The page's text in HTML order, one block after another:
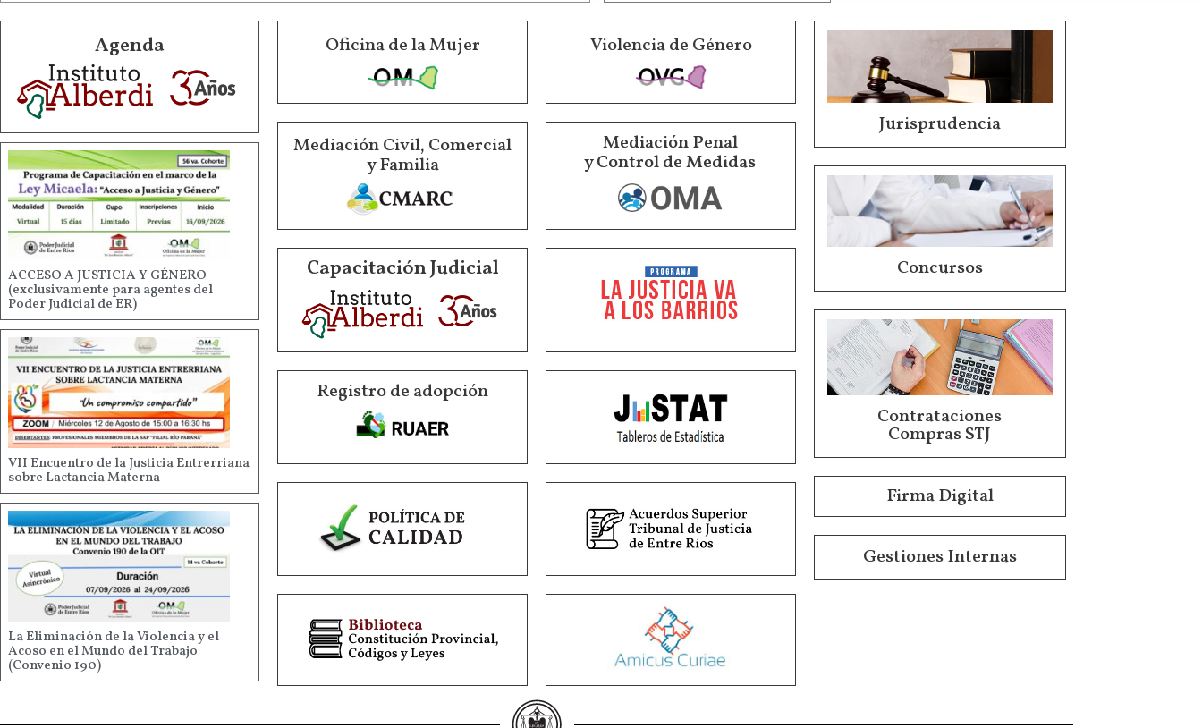
Agenda
ACCESO A JUSTICIA Y GÉNERO
(exclusivamente para agentes del
Poder Judicial de ER)
VII Encuentro de la Justicia Entrerriana
sobre Lactancia Materna
La Eliminación de la Violencia y el
Acoso en el Mundo del Trabajo
(Convenio 190)
Oficina de la Mujer Violencia de Género
Mediación Civil, Comercial
y Familia
Mediación Penal
y Control de Medidas
Capacitación Judicial
Registro de adopción
Jurisprudencia
Concursos
Contrataciones
Compras STJ
Firma Digital
Gestiones Internas